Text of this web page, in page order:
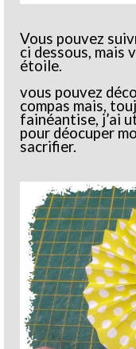
Vous pouvez
ci dessous, mais
étoile.
vous pouvez
compas mais,
fainéantise, j’ai
pour déocuper
sacrifier.